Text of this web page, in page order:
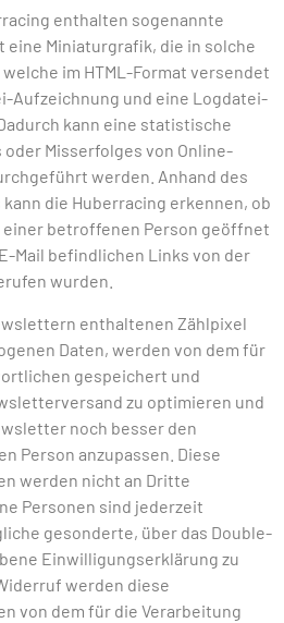
enthalten sogenannte
eine Miniaturgrafik, die in solche
im HTML-Format versendet
Aufzeichnung und eine Logdatei-
kann eine statistische
Misserfolges von Online-
werden. Anhand des
die Huberracing erkennen, ob
einer betroffenen Person geöffnet
Mail befindlichen Links von der
wurden.
enthaltenen Zählpixel
Daten, werden von dem für
gespeichert und
zu optimieren und
noch besser den
Person anzupassen. Diese
werden nicht an Dritte
Personen sind jederzeit
gesonderte, über das Double-
Einwilligungserklärung zu
werden diese
von dem für die Verarbeitung